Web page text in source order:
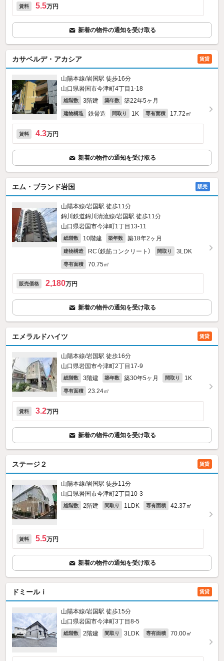
賃料 5.5万円
新着の物件の通知を受け取る
カサベルデ・アカシア 賃貸
山陽本線/岩国駅 徒歩16分
山口県岩国市今津町4丁目1-18
総階数 3階建 築年数 築22年5ヶ月
建物構造 鉄骨造 間取り 1K 専有面積 17.72㎡
賃料 4.3万円
新着の物件の通知を受け取る
エム・ブランド岩国 販売
山陽本線/岩国駅 徒歩11分
錦川鉄道錦川清流線/岩国駅 徒歩11分
山口県岩国市今津町1丁目13-11
総階数 10階建 築年数 築18年2ヶ月
建物構造 RC（鉄筋コンクリート） 間取り 3LDK
専有面積 70.75㎡
販売価格 2,180万円
新着の物件の通知を受け取る
エメラルドハイツ 賃貸
山陽本線/岩国駅 徒歩16分
山口県岩国市今津町2丁目17-9
総階数 3階建 築年数 築30年5ヶ月 間取り 1K
専有面積 23.24㎡
賃料 3.2万円
新着の物件の通知を受け取る
ステージ２ 賃貸
山陽本線/岩国駅 徒歩11分
山口県岩国市今津町2丁目10-3
総階数 2階建 間取り 1LDK 専有面積 42.37㎡
賃料 5.5万円
新着の物件の通知を受け取る
ドミールｉ 賃貸
山陽本線/岩国駅 徒歩15分
山口県岩国市今津町3丁目8-5
総階数 2階建 間取り 3LDK 専有面積 70.00㎡